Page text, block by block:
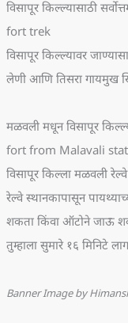
विसापूर किल्ल्यासाठी
fort trek
विसापूर किल्ल्यावर
लेणी आणि तिसरा गायमुख
मळवली मधून विसापूर
fort from Malavali
विसापूर किल्ला मळवली
रेल्वे स्थानकापासून
शकता किंवा ऑटोने जाऊ
तुम्हाला सुमारे १६ मिनिटे
Banner Image by